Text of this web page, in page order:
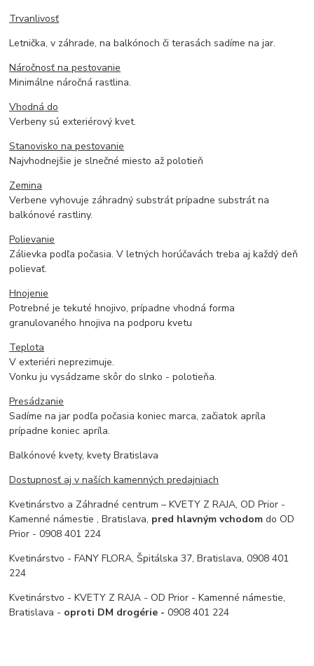
Trvanlivosť
Letnička, v záhrade, na balkónoch či terasách sadíme na jar.
Náročnosť na pestovanie
Minimálne náročná rastlina.
Vhodná do
Verbeny sú exteriérový kvet.
Stanovisko na pestovanie
Najvhodnejšie je slnečné miesto až polotieň
Zemina
Verbene vyhovuje záhradný substrát prípadne substrát na
balkónové rastliny.
Polievanie
Zálievka podľa počasia. V letných horúčavách treba aj každý deň
polievať.
Hnojenie
Potrebné je tekuté hnojivo, prípadne vhodná forma
granulovaného hnojiva na podporu kvetu
Teplota
V exteriéri neprezimuje.
Vonku ju vysádzame skôr do slnko - polotieňa.
Presádzanie
Sadíme na jar podľa počasia koniec marca, začiatok apríla
prípadne koniec apríla.
Balkónové kvety, kvety Bratislava
Dostupnosť aj v naších kamenných predajniach
Kvetinárstvo a Záhradné centrum – KVETY Z RAJA, OD Prior -
Kamenné námestie , Bratislava, pred hlavným vchodom do OD
Prior - 0908 401 224
Kvetinárstvo - FANY FLORA, Špitálska 37, Bratislava, 0908 401
224
Kvetinárstvo - KVETY Z RAJA - OD Prior - Kamenné námestie,
Bratislava - oproti DM drogérie -0908 401 224